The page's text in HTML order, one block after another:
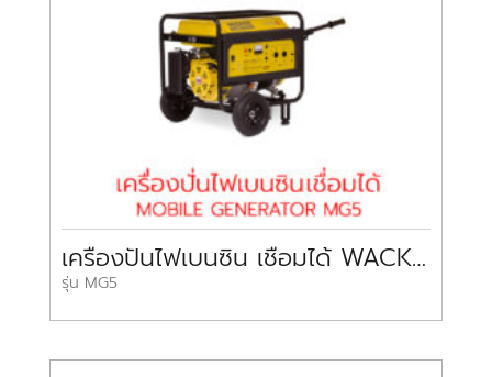
เครื่องปั่นไฟเบนซิน เชื่อมได้ WACKER NEUSON Mobile Generator
รุ่น MG5